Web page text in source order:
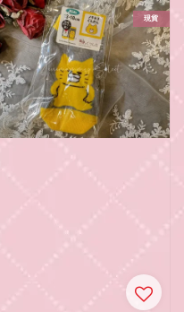
現貨